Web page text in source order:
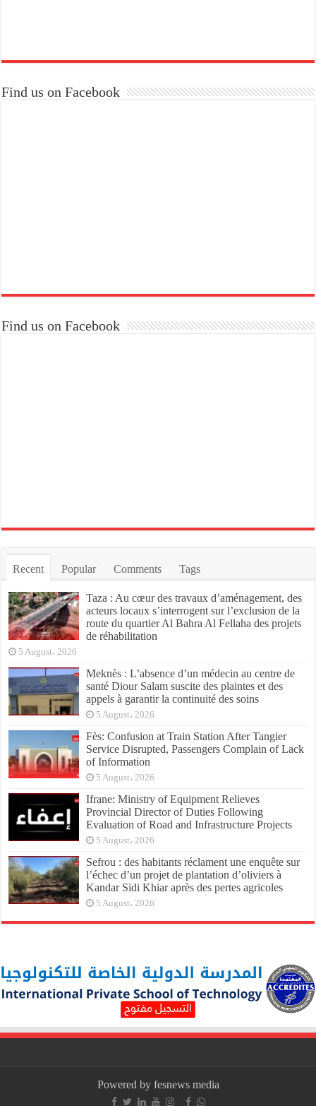
Find us on Facebook
Find us on Facebook
Recent Popular Comments Tags
Taza : Au cœur des travaux d’aménagement, des
acteurs locaux s’interrogent sur l’exclusion de la
route du quartier Al Bahra Al Fellaha des projets
de réhabilitation
5 August، 2026
Meknès : L’absence d’un médecin au centre de
santé Diour Salam suscite des plaintes et des
appels à garantir la continuité des soins
5 August، 2026
Fès: Confusion at Train Station After Tangier
Service Disrupted, Passengers Complain of Lack
of Information
5 August، 2026
Ifrane: Ministry of Equipment Relieves
Provincial Director of Duties Following
Evaluation of Road and Infrastructure Projects
5 August، 2026
Sefrou : des habitants réclament une enquête sur
l’échec d’un projet de plantation d’oliviers à
Kandar Sidi Khiar après des pertes agricoles
5 August، 2026
Powered by fesnews media